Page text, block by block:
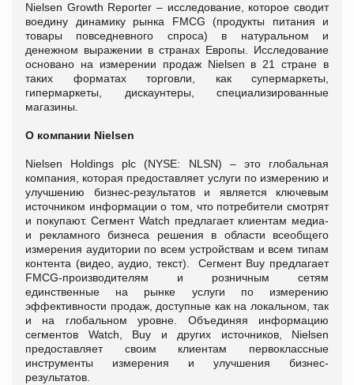
Nielsen Growth Reporter – исследование, которое сводит
воедину динамику рынка FMCG (продукты питания и
товары повседневного спроса) в натуральном и
денежном выражении в странах Европы. Исследование
основано на измерении продаж Nielsen в 21 стране в
таких форматах торговли, как супермаркеты,
гипермаркеты, дискаунтеры, специализированные
магазины.
О компании Nielsen
Nielsen Holdings plc (NYSE: NLSN) – это глобальная
компания, которая предоставляет услуги по измерению и
улучшению бизнес-результатов и является ключевым
источником информации о том, что потребители смотрят
и покупают. Сегмент Watch предлагает клиентам медиа-
и рекламного бизнеса решения в области всеобщего
измерения аудитории по всем устройствам и всем типам
контента (видео, аудио, текст). Сегмент Buy предлагает
FMCG-производителям и розничным сетям
единственные на рынке услуги по измерению
эффективности продаж, доступные как на локальном, так
и на глобальном уровне. Объединяя информацию
сегментов Watch, Buy и других источников, Nielsen
предоставляет своим клиентам первоклассные
инструменты измерения и улучшения бизнес-
результатов.